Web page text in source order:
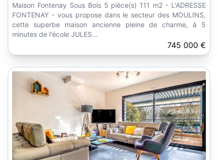
Maison Fontenay Sous Bois 5 pièce(s) 111 m2 - L'ADRESSE
FONTENAY - vous propose dans le secteur des MOULINS,
cette superbe maison ancienne pleine de charme, à 5
minutes de l'école JULES...
745 000 €